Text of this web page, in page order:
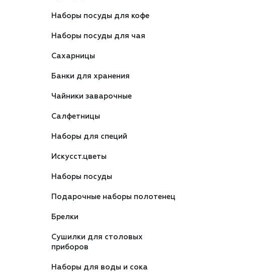
Наборы посуды для кофе
Наборы посуды для чая
Сахарницы
Банки для хранения
Чайники заварочные
Салфетницы
Наборы для специй
Искусст.цветы
Наборы посуды
Подарочные наборы полотенец
Брелки
Сушилки для столовых
приборов
Наборы для воды и сока